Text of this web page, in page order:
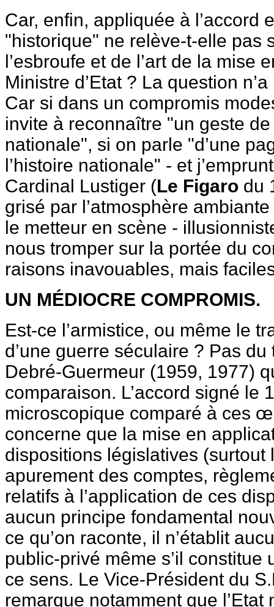
Car, enfin, appliquée à l’accord
"historique" ne relève-t-elle pas
l’esbroufe et de l’art de la mise
Ministre d’Etat ? La question
Car si dans un compromis
invite à reconnaître "un geste
nationale", si on parle "d’une
l’histoire nationale" - et
Cardinal Lustiger (Le Figaro du
grisé par l’atmosphère
le metteur en scène -
nous tromper sur la portée du
raisons inavouables, mais
UN MÉDIOCRE COMPROMIS.
Est-ce l’armistice, ou même le
d’une guerre séculaire ? Pas
Debré-Guermeur (1959, 1977)
comparaison. L’accord signé le
microscopique comparé à ces
concerne que la mise en
dispositions législatives (surtout
apurement des comptes,
relatifs à l’application de ces
aucun principe fondamental
ce qu’on raconte, il n’établit
public-privé même s’il constitue
ce sens. Le Vice-Président du
remarque notamment que